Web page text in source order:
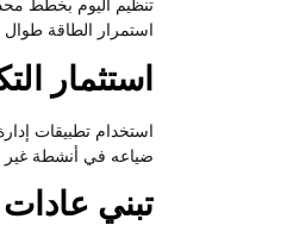
تنظيم اليوم بخطط
استمرار الطاقة طوال
استثمار
استخدام تطبيقات
ضياعه في أنشطة غير
تبني عادات